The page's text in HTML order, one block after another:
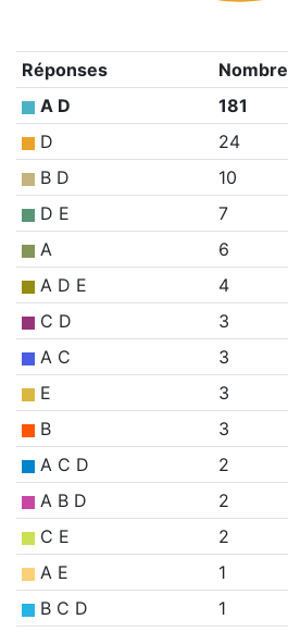
Réponses Nombre
A D
181
D
24
B D
10
D E
7
A
6
A D E
4
C D
3
A C
3
E
3
B
3
A C D
2
A B D
2
C E
2
A E
1
B C D
1